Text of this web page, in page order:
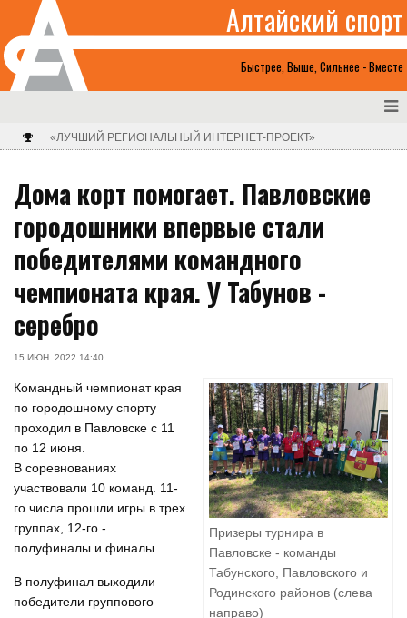
Быстрее, Выше, Сильнее - Вместе
Алтайский спорт
«ЛУЧШИЙ РЕГИОНАЛЬНЫЙ ИНТЕРНЕТ-ПРОЕКТ»
Дома корт помогает. Павловские
городошники впервые стали
победителями командного
чемпионата края. У Табунов -
серебро
15 ИЮН. 2022 14:40
Призеры турнира в
Павловске - команды
Табунского, Павловского и
Родинского районов (слева
направо)
Командный чемпионат края
по городошному спорту
проходил в Павловске с 11
по 12 июня.
В соревнованиях
участвовали 10 команд. 11-
го числа прошли игры в трех
группах, 12-го -
полуфиналы и финалы.
В полуфинал выходили
победители группового